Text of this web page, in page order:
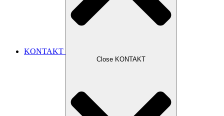
KONTAKT
Close KONTAKT